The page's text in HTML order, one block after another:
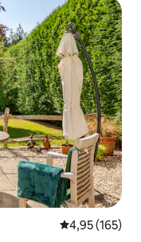
Средна
4,95 (165)